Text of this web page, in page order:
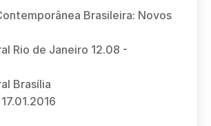
Brasileira: Novos
Rio de Janeiro 12.08 -
Brasília